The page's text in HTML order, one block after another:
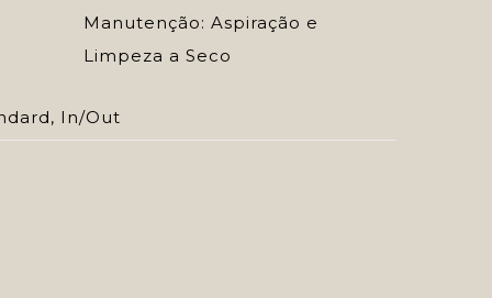
Manutenção: Aspiração e
Limpeza a Seco
, In/Out